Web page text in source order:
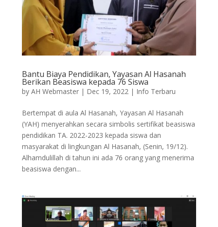
Bantu Biaya Pendidikan, Yayasan Al Hasanah
Berikan Beasiswa kepada 76 Siswa
by AH Webmaster| Dec 19, 2022| Info Terbaru
Bertempat di aula Al Hasanah, Yayasan Al Hasanah
(YAH) menyerahkan secara simbolis sertifikat beasiswa
pendidikan TA. 2022-2023 kepada siswa dan
masyarakat di lingkungan Al Hasanah, (Senin, 19/12).
Alhamdulillah di tahun ini ada 76 orang yang menerima
beasiswa dengan...